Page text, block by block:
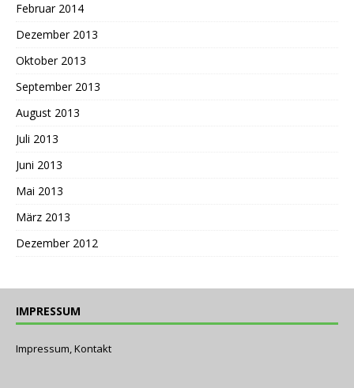
Februar 2014
Dezember 2013
Oktober 2013
September 2013
August 2013
Juli 2013
Juni 2013
Mai 2013
März 2013
Dezember 2012
IMPRESSUM
Impressum, Kontakt